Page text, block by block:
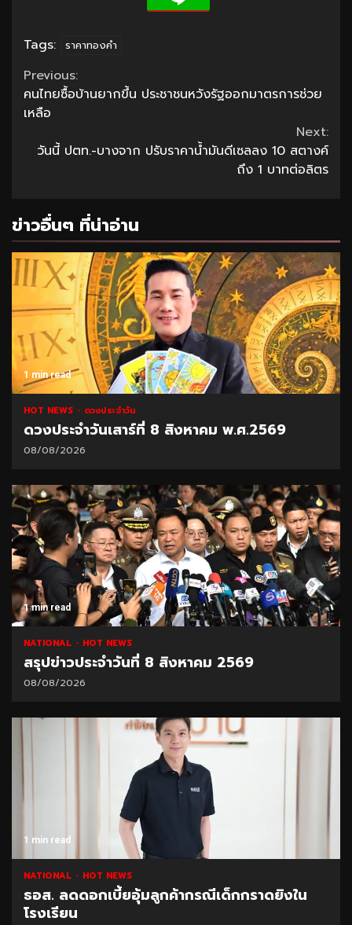
Tags: ราคาทองคำ
Continue
Reading
Previous:
คนไทยซื้อบ้านยากขึ้น ประชาชนหวังรัฐออกมาตรการช่วย
เหลือ
Next:
วันนี้ ปตท.-บางจาก ปรับราคาน้ำมันดีเซลลง 10 สตางค์
ถึง 1 บาทต่อลิตร
ข่าวอื่นๆ ที่น่าอ่าน
1 min read
HOT NEWS ดวงประจำวัน
ดวงประจำวันเสาร์ที่ 8 สิงหาคม พ.ศ.2569
08/08/2026
1 min read
NATIONAL HOT NEWS
สรุปข่าวประจำวันที่ 8 สิงหาคม 2569
08/08/2026
1 min read
NATIONAL HOT NEWS
ธอส. ลดดอกเบี้ยอุ้มลูกค้ากรณีเด็กกราดยิงใน
โรงเรียน